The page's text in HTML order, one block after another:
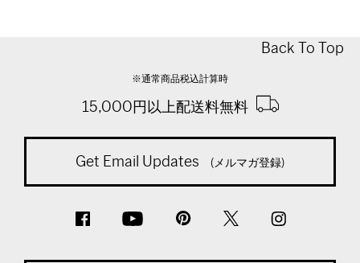
Back To Top
※通常商品税込計算時
15,000円以上配送料無料
Get Email Updates (メルマガ登録)